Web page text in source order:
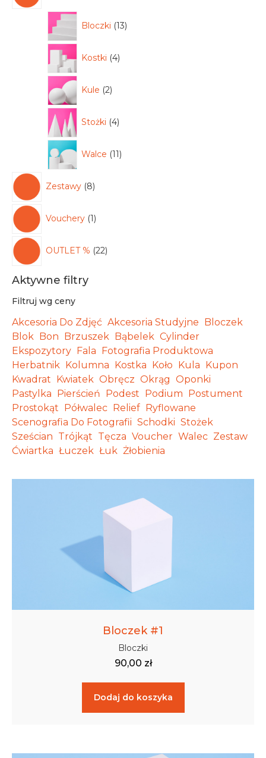
Bloczki 13
Kostki 4
Kule 2
Stożki 4
Walce 11
Zestawy 8
Vouchery 1
OUTLET % 22
Aktywne filtry
Filtruj wg ceny
Akcesoria Do Zdjęć Akcesoria Studyjne
Bloczek
Blok
Bon Brzuszek Bąbelek Cylinder
Ekspozytory
Fala
Fotografia Produktowa
Herbatnik
Kolumna Kostka Koło Kula
Kupon
Kwadrat
Kwiatek Obręcz Okrąg Oponki
Pastylka
Pierścień Podest Podium
Postument
Prostokąt
Półwalec Relief
Ryflowane
Scenografia Do Fotografii Schodki Stożek
Sześcian Trójkąt Tęcza Voucher Walec Zestaw
Ćwiartka Łuczek Łuk Żłobienia
Bloczek #1
Bloczki
90,00 zł
Dodaj do koszyka